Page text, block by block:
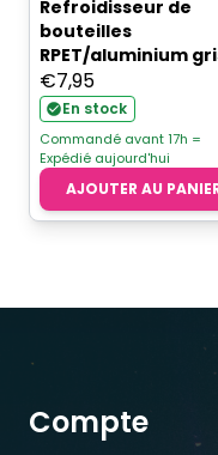
Refroidisseur de
bouteilles
RPET/aluminium
€7,95
En stock
Commandé avant 17h =
Expédié aujourd'hui
AJOUTER AU
Compte